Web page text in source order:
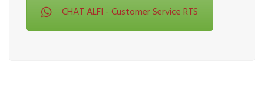
CHAT ALFI - Customer Service RTS